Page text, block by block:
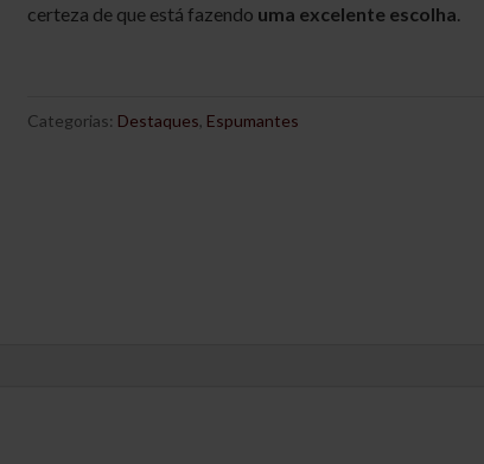
certeza de que está fazendo uma excelente escolha.
Categorias: Destaques, Espumantes